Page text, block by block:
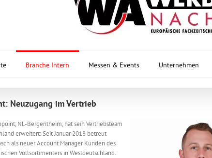
Branche Intern Messen & Events Unternehmen
Neuzugang im Vertrieb
NL-Bergentheim, hat sein Vertriebsteam
erweitert: Seit Januar 2018 betreut
als neuer Account Manager Kunden des
Vollsortimenters in Westdeutschland.